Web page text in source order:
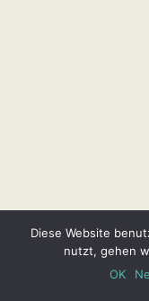
Diese Website
nutzt, gehen
OK